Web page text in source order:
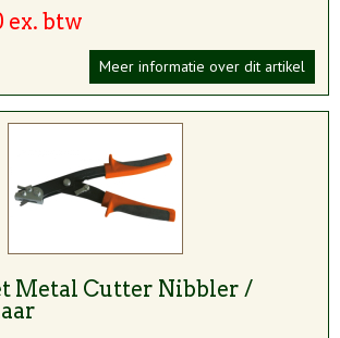
ex. btw
Meer informatie over dit artikel
Metal Cutter Nibbler /